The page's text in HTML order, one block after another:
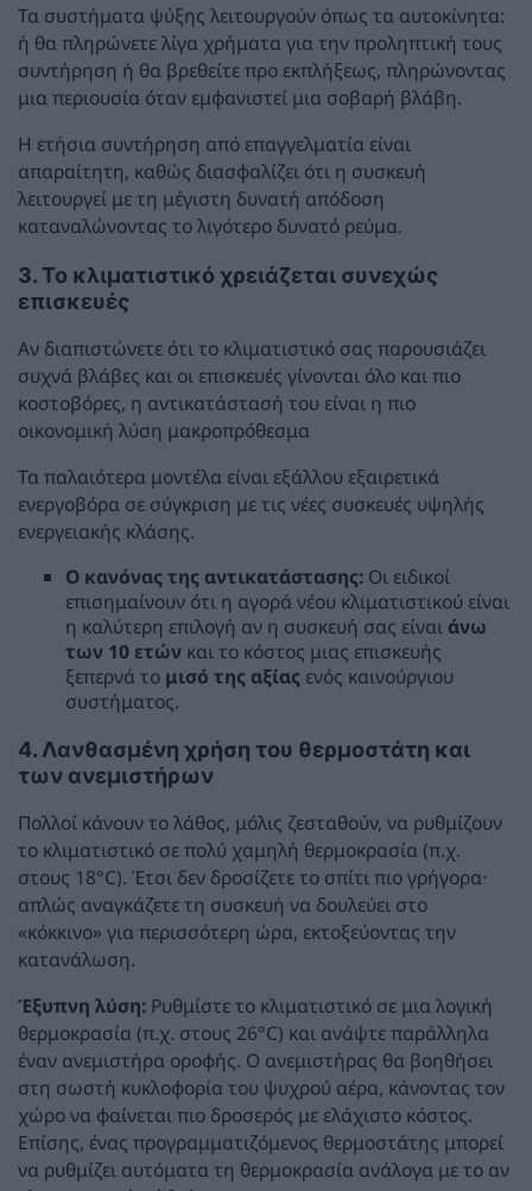
Τα συστήματα ψύξης λειτουργούν όπως τα αυτοκίνητα:
ή θα πληρώνετε λίγα χρήματα για την προληπτική τους
συντήρηση ή θα βρεθείτε προ εκπλήξεως, πληρώνοντας
μια περιουσία όταν εμφανιστεί μια σοβαρή βλάβη.
Η ετήσια συντήρηση από επαγγελματία είναι
απαραίτητη, καθώς διασφαλίζει ότι η συσκευή
λειτουργεί με τη μέγιστη δυνατή απόδοση
καταναλώνοντας το λιγότερο δυνατό ρεύμα.
3. Το κλιματιστικό χρειάζεται συνεχώς
επισκευές
Αν διαπιστώνετε ότι το κλιματιστικό σας παρουσιάζει
συχνά βλάβες και οι επισκευές γίνονται όλο και πιο
κοστοβόρες, η αντικατάστασή του είναι η πιο
οικονομική λύση μακροπρόθεσμα
Τα παλαιότερα μοντέλα είναι εξάλλου εξαιρετικά
ενεργοβόρα σε σύγκριση με τις νέες συσκευές υψηλής
ενεργειακής κλάσης.
Ο κανόνας της αντικατάστασης: Οι ειδικοί
επισημαίνουν ότι η αγορά νέου κλιματιστικού είναι
η καλύτερη επιλογή αν η συσκευή σας είναι άνω
των 10 ετών και το κόστος μιας επισκευής
ξεπερνά το μισό της αξίας ενός καινούργιου
συστήματος.
4. Λανθασμένη χρήση του θερμοστάτη και
των ανεμιστήρων
Πολλοί κάνουν το λάθος, μόλις ζεσταθούν, να ρυθμίζουν
το κλιματιστικό σε πολύ χαμηλή θερμοκρασία (π.χ.
στους 18°C). Έτσι δεν δροσίζετε το σπίτι πιο γρήγορα·
απλώς αναγκάζετε τη συσκευή να δουλεύει στο
«κόκκινο» για περισσότερη ώρα, εκτοξεύοντας την
κατανάλωση.
Έξυπνη λύση: Ρυθμίστε το κλιματιστικό σε μια λογική
θερμοκρασία (π.χ. στους 26°C) και ανάψτε παράλληλα
έναν ανεμιστήρα οροφής. Ο ανεμιστήρας θα βοηθήσει
στη σωστή κυκλοφορία του ψυχρού αέρα, κάνοντας τον
χώρο να φαίνεται πιο δροσερός με ελάχιστο κόστος.
Επίσης, ένας προγραμματιζόμενος θερμοστάτης μπορεί
να ρυθμίζει αυτόματα τη θερμοκρασία ανάλογα με το αν